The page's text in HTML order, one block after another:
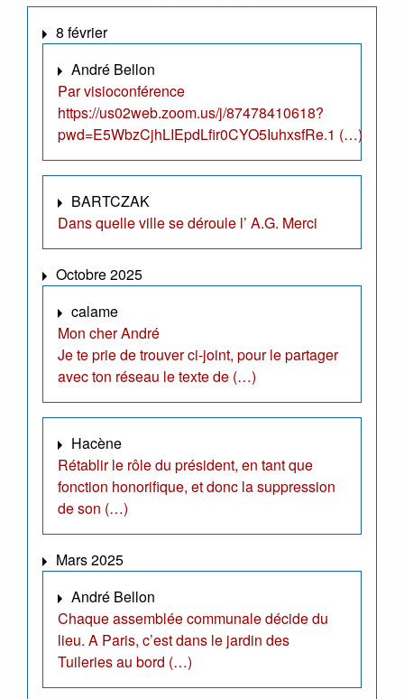
8 février
André Bellon
Par visioconférence
https://us02web.zoom.us/j/87478410618?
pwd=E5WbzCjhLIEpdLfir0CYO5IuhxsfRe.1 (…)
BARTCZAK
Dans quelle ville se déroule l’ A.G. Merci
Octobre 2025
calame
Mon cher André
Je te prie de trouver ci-joint, pour le partager
avec ton réseau le texte de (…)
Hacène
Rétablir le rôle du président, en tant que
fonction honorifique, et donc la suppression
de son (…)
Mars 2025
André Bellon
Chaque assemblée communale décide du
lieu. A Paris, c’est dans le jardin des
Tuileries au bord (…)